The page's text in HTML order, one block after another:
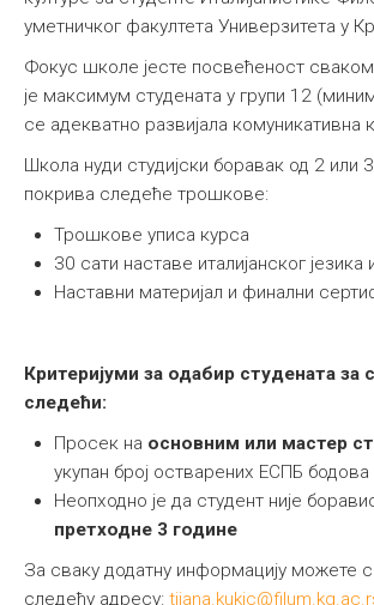
уметничког факултета Универзитета у
Фокус школе јесте посвећеност сваком
је максимум студената у групи 12
се адекватно развијала комуникативна
Школа нуди студијски боравак од 2 или
покрива следеће трошкове:
Трошкове уписа курса
30 сати наставе италијанског језика
Наставни материјал и финални
Критеријуми за одабир студената за
следећи:
Просек на основним или мастер
укупан број остварених ЕСПБ бодова
Неопходно је да студент није
претходне 3 године
За сваку додатну информацију можете
следећу адресу: